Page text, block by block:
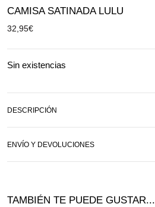
CAMISA SATINADA LULU
32,95€
Sin existencias
DESCRIPCIÓN
ENVÍO Y DEVOLUCIONES
TAMBIÉN TE PUEDE GUSTAR...